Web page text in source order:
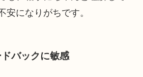
安になりがちです。
バックに敏感